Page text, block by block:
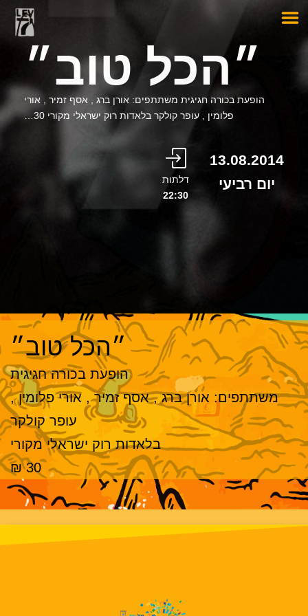
״הכל טוב״
הופעת בכורה חגיגית משתתפים: אורן ברג , אסף זמיר , אורי
פלומין , עופר קולקר בלאדות רוק ישראלי מקורי 30…
13.08.2014
יום רביעי
דלתות
22:30
״הכל טוב״
הופעת בכורה חגיגית
משתתפים: אורן ברג , אסף זמיר , אורי פלומין ,
עופר קולקר
בלאדות רוק ישראלי מקורי
30 ₪